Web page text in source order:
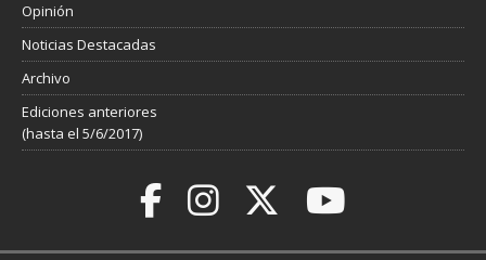
Opinión
Noticias Destacadas
Archivo
Ediciones anteriores
(hasta el 5/6/2017)